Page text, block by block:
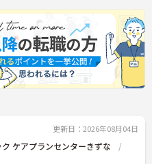
更新日：2026年08月04日
ケアプランセンターきずな